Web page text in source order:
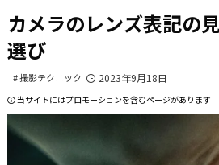
カメラのレンズ表記の
選び
撮影テクニック 2023年9月18日
当サイトにはプロモーションを含むページがあります